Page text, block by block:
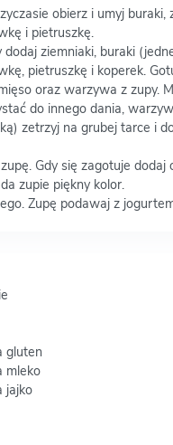
obierz i umyj buraki,
i pietruszkę.
dodaj ziemniaki, buraki
pietruszkę i koperek.
oraz warzywa z zupy.
do innego dania,
zetrzyj na grubej tarce i
Gdy się zagotuje dodaj
zupie piękny kolor.
Zupę podawaj z
gluten
mleko
jajko